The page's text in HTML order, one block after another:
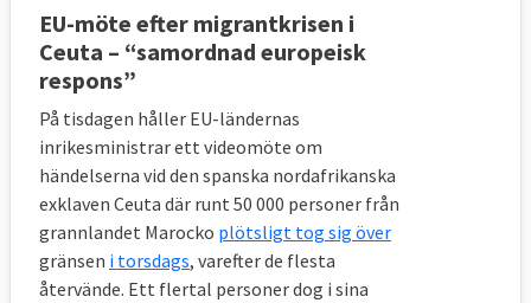
om en handlingsplan mot smuggling av
migranter, förslag på tuffare straff för
arbetsgivare som anställer olagliga
migranter och inleda samarbeten med
ursprungs- och transitländer.
PROBLEMET – Vad ska lösas?
Flyktingkrisen hösten 2015 visade enligt EU-
EU-möte efter migrantkrisen i
Ceuta – “samordnad europeisk
respons”
På tisdagen håller EU-ländernas
inrikesministrar ett videomöte om
händelserna vid den spanska nordafrikanska
exklaven Ceuta där runt 50 000 personer från
grannlandet Marocko plötsligt tog sig över
gränsen i torsdags, varefter de flesta
återvände. Ett flertal personer dog i sina